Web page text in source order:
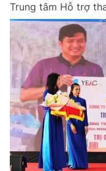
Trung tâm Hỗ trợ